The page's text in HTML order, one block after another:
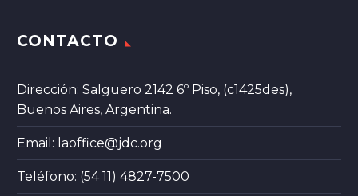
CONTACTO
Dirección: Salguero 2142 6º Piso, (c1425des),
Buenos Aires, Argentina.
Email: laoffice@jdc.org
Teléfono: (54 11) 4827-7500